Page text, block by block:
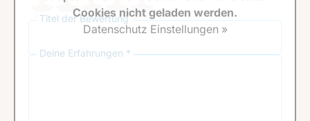
Titel der Bewertung
Deine Erfahrungen *
Cookies nicht geladen werden.
Datenschutz Einstellungen »